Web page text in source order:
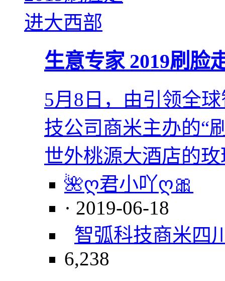
生意专家 2019刷脸
5月8日，由引领全
技公司商米主办的“
世外桃源大酒店的
🌺ღ君小吖ღ🎀
· 2019-06-18
智弧科技商米四
6,238